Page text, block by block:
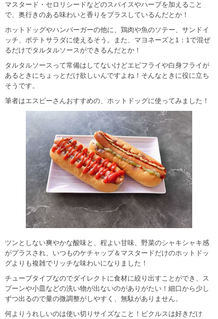
マスタード・セロリシードなどのスパイスやハーブを加えること
で、奥行きのある味わいと香りをプラスしているんだとか！
ホットドッグやハンバーガーの他に、鶏肉や魚のソテー、サンドイ
ッチ、ポテトサラダに使えるそう。また、マヨネーズと1：1で混ぜ
るだけでタルタルソースができるんだとか！
タルタルソースって常備はしてないけどエビフライや白身フライが
あるときにちょっとだけ欲しいんですよね！そんなときに役に立ち
そうです。
筆者はエスビーさんおすすめの、ホットドッグに使ってみました！
ツンとしない爽やかな酸味と、程よい甘味、野菜のシャキシャキ感
がプラスされ、いつものケチャップ＆マスタードだけのホットドッ
グよりも複雑でリッチな味わいになりました！
チューブタイプなのでダイレクトに食材に絞り出すことができ、ス
プーンや小皿などの洗い物が出ないのがありがたい！細口から少し
ずつ出るので量の微調整がしやすく、無駄がありません。
何よりうれしいのは使い切りサイズなこと！ピクルスは好きだけ